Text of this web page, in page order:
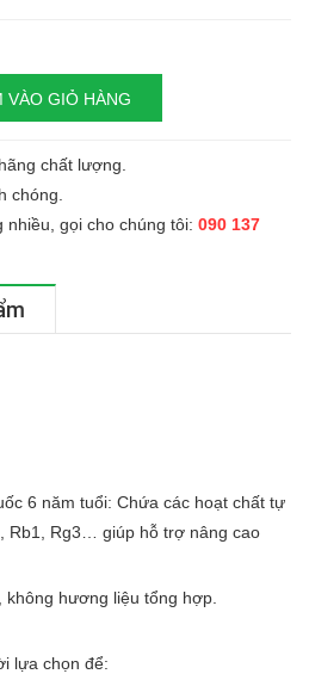
chất lượng.
chóng.
gọi cho chúng tôi: 090 137
6 năm tuổi: Chứa các hoạt chất tự
Rb1, Rg3… giúp hỗ trợ nâng cao
hương liệu tổng hợp.
lựa chọn để: